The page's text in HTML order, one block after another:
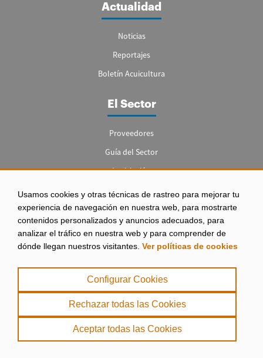
Usamos cookies y otras técnicas de rastreo para mejorar tu
experiencia de navegación en nuestra web, para mostrarte
contenidos personalizados y anuncios adecuados, para
analizar el tráfico en nuestra web y para comprender de
dónde llegan nuestros visitantes. Ver políticas de cookies
Configurar Cookies
Rechazar todas las Cookies
Aceptar todas las Cookies
Actualidad
Noticias
Reportajes
Boletín Acuicultura
El Sector
Proveedores
Guía del Sector
Legislación
Empleo
Aviso legal
|
Política de Privacidad
|
. misPeces Copyright 2000 - 2026. Todos los derechos reservados